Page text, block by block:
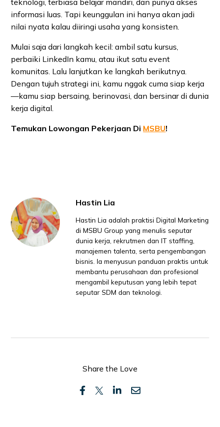
teknologi, terbiasa belajar mandiri, dan punya akses
informasi luas. Tapi keunggulan ini hanya akan jadi
nilai nyata kalau diiringi usaha yang konsisten.
Mulai saja dari langkah kecil: ambil satu kursus,
perbaiki LinkedIn kamu, atau ikut satu event
komunitas. Lalu lanjutkan ke langkah berikutnya.
Dengan tujuh strategi ini, kamu nggak cuma siap kerja
—kamu siap bersaing, berinovasi, dan bersinar di dunia
kerja digital.
Temukan Lowongan Pekerjaan Di MSBU!
Hastin Lia
Hastin Lia adalah praktisi Digital Marketing
di MSBU Group yang menulis seputar
dunia kerja, rekrutmen dan IT staffing,
manajemen talenta, serta pengembangan
bisnis. Ia menyusun panduan praktis untuk
membantu perusahaan dan profesional
mengambil keputusan yang lebih tepat
seputar SDM dan teknologi.
Share the Love